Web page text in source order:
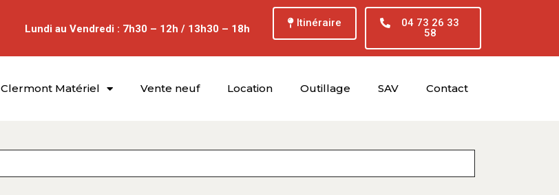
Lundi au Vendredi : 7h30 – 12h / 13h30 – 18h Itinéraire
04 73 26 33
58
Clermont Matériel Vente neuf Location Outillage SAV Contact